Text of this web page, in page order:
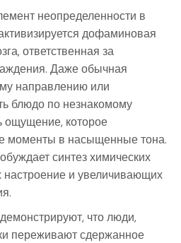
неопределенности в
дофаминовая
ответственная за
Даже обычная
направлению или
блюдо по незнакомому
ощущение, которое
моменты в насыщенные тона.
синтез химических
и увеличивающих
что люди,
переживают сдержанное